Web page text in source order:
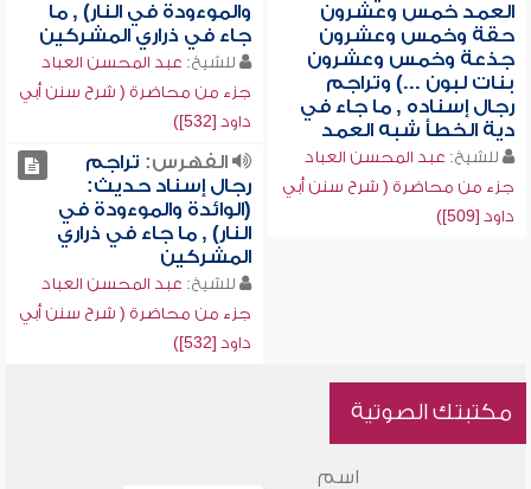
العمد خمس وعشرون
حقة وخمس وعشرون
جذعة وخمس وعشرون
بنات لبون ...) وتراجم
رجال إسناده , ما جاء في
دية الخطأ شبه العمد
للشيخ: عبد المحسن العباد
جزء من محاضرة ( شرح سنن أبي
داود [509])
والموءودة في النار) , ما
جاء في ذراري المشركين
للشيخ: عبد المحسن العباد
جزء من محاضرة ( شرح سنن أبي
داود [532])
الفهرس: تراجم
رجال إسناد حديث:
(الوائدة والموءودة في
النار) , ما جاء في ذراري
المشركين
للشيخ: عبد المحسن العباد
جزء من محاضرة ( شرح سنن أبي
داود [532])
مكتبتك الصوتية
اسم